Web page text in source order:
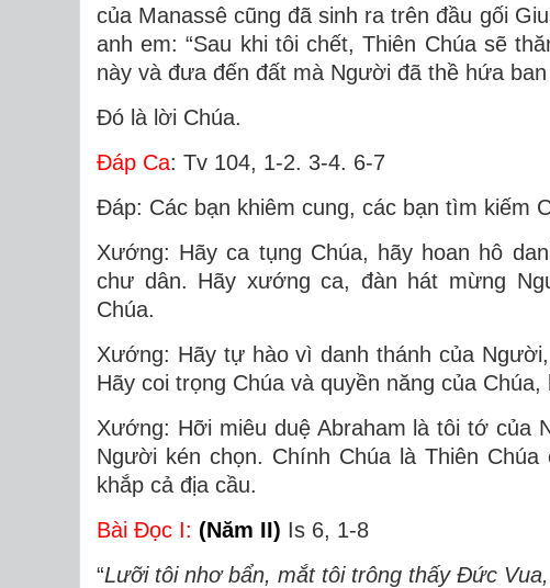
của Manassê cũng đã sinh ra trên đầu gối
anh em: “Sau khi tôi chết, Thiên Chúa sẽ
này và đưa đến đất mà Người đã thề hứa
Ðó là lời Chúa.
Ðáp Ca: Tv 104, 1-2. 3-4. 6-7
Ðáp: Các bạn khiêm cung, các bạn tìm kiếm
Xướng: Hãy ca tụng Chúa, hãy hoan hô
chư dân. Hãy xướng ca, đàn hát mừng
Chúa.
Xướng: Hãy tự hào vì danh thánh của
Hãy coi trọng Chúa và quyền năng của
Xướng: Hỡi miêu duệ Abraham là tôi tớ của
Người kén chọn. Chính Chúa là Thiên
khắp cả địa cầu.
Bài Ðọc I: (Năm II) Is 6, 1-8
“Lưỡi tôi nhơ bẩn, mắt tôi trông thấy Ðức